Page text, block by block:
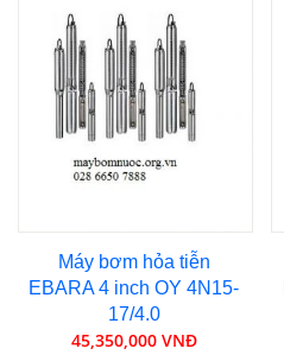
Máy bơm hỏa tiễn
EBARA 4 inch OY 4N15-
17/4.0
45,350,000 VNĐ